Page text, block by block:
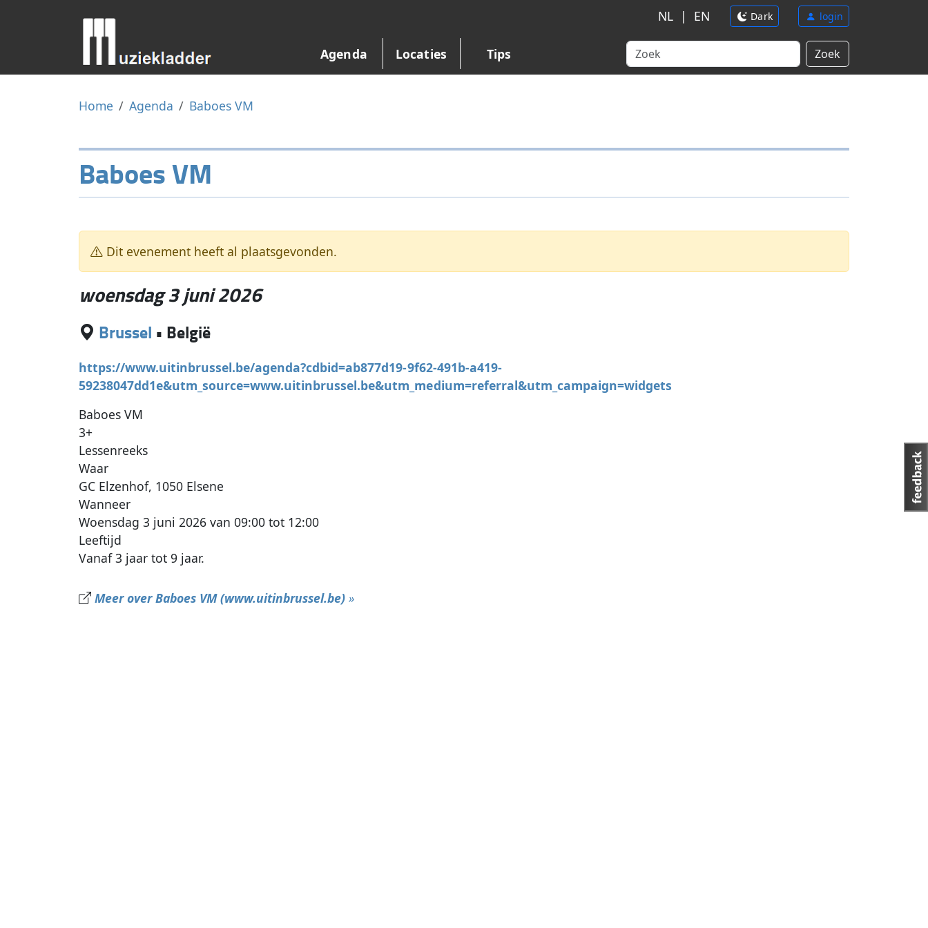
NL | EN Dark login
Agenda Locaties Tips Zoek
Home Agenda Baboes VM
Baboes VM
Dit evenement heeft al plaatsgevonden.
woensdag 3 juni 2026
Brussel • België
https://www.uitinbrussel.be/agenda?cdbid=ab877d19-9f62-491b-a419-
59238047dd1e&utm_source=www.uitinbrussel.be&utm_medium=referral&utm_campaign=widgets
Baboes VM
3+
Lessenreeks
Waar
GC Elzenhof, 1050 Elsene
Wanneer
Woensdag 3 juni 2026 van 09:00 tot 12:00
Leeftijd
Vanaf 3 jaar tot 9 jaar.
Meer over Baboes VM (www.uitinbrussel.be) »